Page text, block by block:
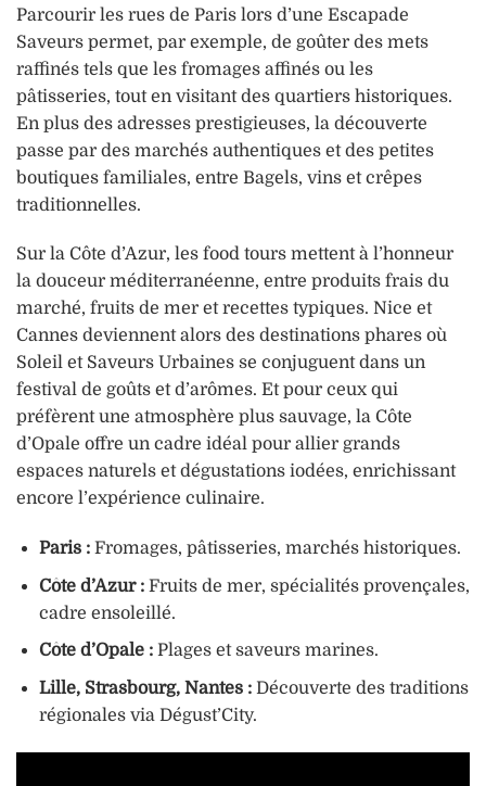
Parcourir les rues de Paris lors d’une Escapade
Saveurs permet, par exemple, de goûter des mets
raffinés tels que les fromages affinés ou les
pâtisseries, tout en visitant des quartiers historiques.
En plus des adresses prestigieuses, la découverte
passe par des marchés authentiques et des petites
boutiques familiales, entre Bagels, vins et crêpes
traditionnelles.
Sur la Côte d’Azur, les food tours mettent à l’honneur
la douceur méditerranéenne, entre produits frais du
marché, fruits de mer et recettes typiques. Nice et
Cannes deviennent alors des destinations phares où
Soleil et Saveurs Urbaines se conjuguent dans un
festival de goûts et d’arômes. Et pour ceux qui
préfèrent une atmosphère plus sauvage, la Côte
d’Opale offre un cadre idéal pour allier grands
espaces naturels et dégustations iodées, enrichissant
encore l’expérience culinaire.
Paris :Fromages, pâtisseries, marchés historiques.
Côte d’Azur :Fruits de mer, spécialités provençales,
cadre ensoleillé.
Côte d’Opale :Plages et saveurs marines.
Lille, Strasbourg, Nantes :Découverte des traditions
régionales via Dégust’City.